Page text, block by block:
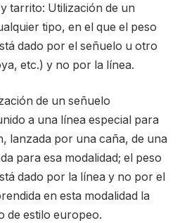
tarrito: Utilización de un
tipo, en el que el peso
dado por el señuelo u otro
etc.) y no por la línea.
de un señuelo
a una línea especial para
lanzada por una caña, de una
para esa modalidad; el peso
dado por la línea y no por el
en esta modalidad la
de estilo europeo.